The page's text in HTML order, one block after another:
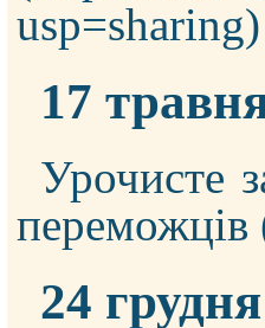
17
Урочисте
переможців
24